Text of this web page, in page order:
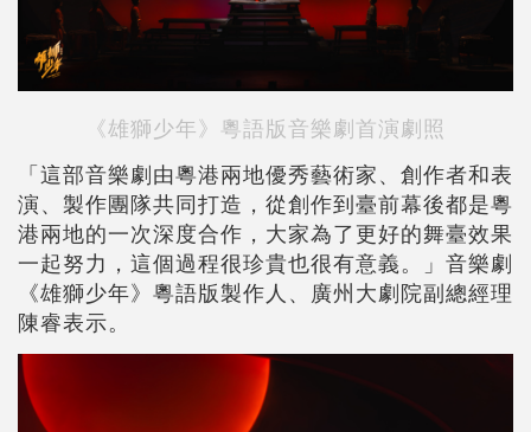
《雄獅少年》粵語版音樂劇首演劇照
「這部音樂劇由粵港兩地優秀藝術家、創作者和表
演、製作團隊共同打造，從創作到臺前幕後都是粵
港兩地的一次深度合作，大家為了更好的舞臺效果
一起努力，這個過程很珍貴也很有意義。」音樂劇
《雄獅少年》粵語版製作人、廣州大劇院副總經理
陳睿表示。